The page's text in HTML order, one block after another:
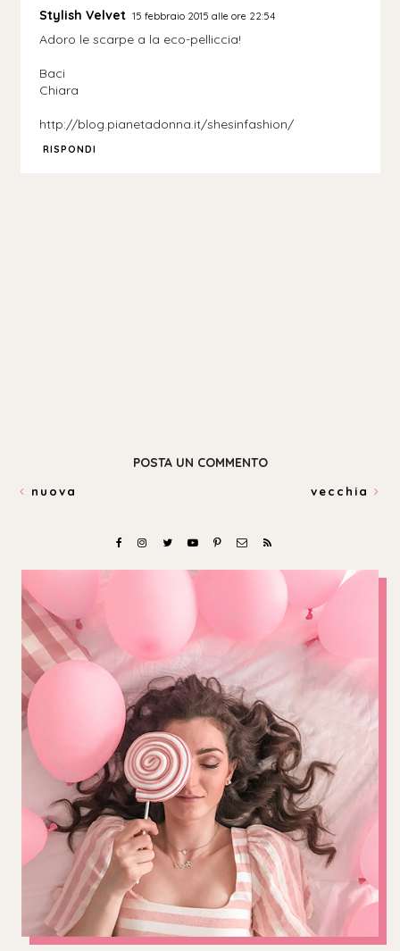
Stylish Velvet 15 febbraio 2015 alle ore 22:54
Adoro le scarpe a la eco-pelliccia!
Baci
Chiara
http://blog.pianetadonna.it/shesinfashion/
RISPONDI
POSTA UN COMMENTO
nuova vecchia